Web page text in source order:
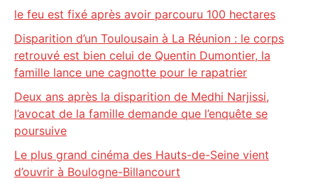
le feu est fixé après avoir parcouru 100 hectares
Disparition d’un Toulousain à La Réunion : le corps
retrouvé est bien celui de Quentin Dumontier, la
famille lance une cagnotte pour le rapatrier
Deux ans après la disparition de Medhi Narjissi,
l’avocat de la famille demande que l’enquête se
poursuive
Le plus grand cinéma des Hauts-de-Seine vient
d’ouvrir à Boulogne-Billancourt